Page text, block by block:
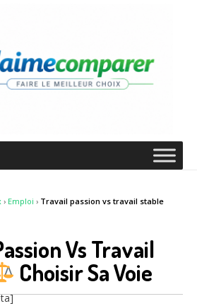
› Emploi › Travail passion vs travail stable
Vs Travail
Choisir Sa Voie